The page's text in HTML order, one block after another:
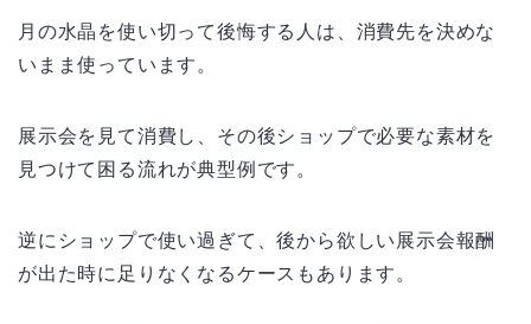
月の水晶を使い切って後悔する人は、消費先を決めな
いまま使っています。
展示会を見て消費し、その後ショップで必要な素材を
見つけて困る流れが典型例です。
逆にショップで使い過ぎて、後から欲しい展示会報酬
が出た時に足りなくなるケースもあります。